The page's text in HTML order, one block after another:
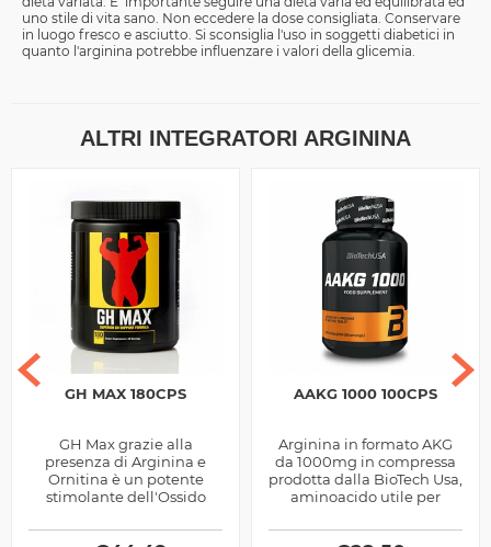
uno stile di vita sano. Non eccedere la dose consigliata. Conservare
in luogo fresco e asciutto. Si sconsiglia l'uso in soggetti diabetici in
quanto l'arginina potrebbe influenzare i valori della glicemia.
ALTRI INTEGRATORI ARGININA
GH MAX 180CPS
GH Max grazie alla
presenza di Arginina e
Ornitina è un potente
stimolante dell'Ossido
estratti vegetali prodotto
AAKG 1000 100CPS
Arginina in formato AKG
da 1000mg in compressa
prodotta dalla BioTech Usa,
aminoacido utile per
muscolare.